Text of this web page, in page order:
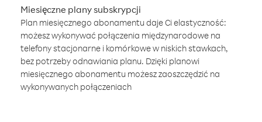
Miesięczne plany subskrypcji
Plan miesięcznego abonamentu daje Ci elastyczność:
możesz wykonywać połączenia międzynarodowe na
telefony stacjonarne i komórkowe w niskich stawkach,
bez potrzeby odnawiania planu. Dzięki planowi
miesięcznego abonamentu możesz zaoszczędzić na
wykonywanych połączeniach